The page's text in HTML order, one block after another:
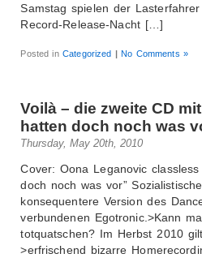
Samstag spielen der
Record-Release-Nacht […]
Posted inCategorized | No Comments »
Voilà – die zweite CD
hatten doch noch was
Thursday, May 20th, 2010
Cover: Oona Leganovic
doch noch was vor”
konsequentere Version des
verbundenen Egotronic.>Kann
totquatschen? Im Herbst 2010
>erfrischend bizarre